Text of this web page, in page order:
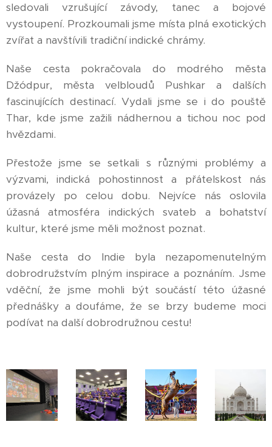
sledovali vzrušující závody, tanec a bojové
vystoupení. Prozkoumali jsme místa plná exotických
zvířat a navštívili tradiční indické chrámy.
Naše cesta pokračovala do modrého města
Džódpur, města velbloudů Pushkar a dalších
fascinujících destinací. Vydali jsme se i do pouště
Thar, kde jsme zažili nádhernou a tichou noc pod
hvězdami.
Přestože jsme se setkali s různými problémy a
výzvami, indická pohostinnost a přátelskost nás
provázely po celou dobu. Nejvíce nás oslovila
úžasná atmosféra indických svateb a bohatství
kultur, které jsme měli možnost poznat.
Naše cesta do Indie byla nezapomenutelným
dobrodružstvím plným inspirace a poznáním. Jsme
vděční, že jsme mohli být součástí této úžasné
přednášky a doufáme, že se brzy budeme moci
podívat na další dobrodružnou cestu!